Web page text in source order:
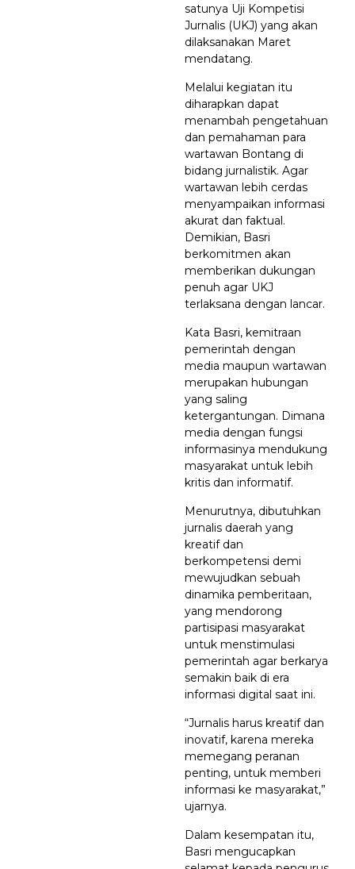
satunya Uji Kompetisi
Jurnalis (UKJ) yang akan
dilaksanakan Maret
mendatang.
Melalui kegiatan itu
diharapkan dapat
menambah pengetahuan
dan pemahaman para
wartawan Bontang di
bidang jurnalistik. Agar
wartawan lebih cerdas
menyampaikan informasi
akurat dan faktual.
Demikian, Basri
berkomitmen akan
memberikan dukungan
penuh agar UKJ
terlaksana dengan lancar.
Kata Basri, kemitraan
pemerintah dengan
media maupun wartawan
merupakan hubungan
yang saling
ketergantungan. Dimana
media dengan fungsi
informasinya mendukung
masyarakat untuk lebih
kritis dan informatif.
Menurutnya, dibutuhkan
jurnalis daerah yang
kreatif dan
berkompetensi demi
mewujudkan sebuah
dinamika pemberitaan,
yang mendorong
partisipasi masyarakat
untuk menstimulasi
pemerintah agar berkarya
semakin baik di era
informasi digital saat ini.
“Jurnalis harus kreatif dan
inovatif, karena mereka
memegang peranan
penting, untuk memberi
informasi ke masyarakat,”
ujarnya.
Dalam kesempatan itu,
Basri mengucapkan